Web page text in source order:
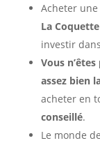
Acheter
La Coquette
investir
Vous
assez bien
acheter en
conseillé.
Le monde